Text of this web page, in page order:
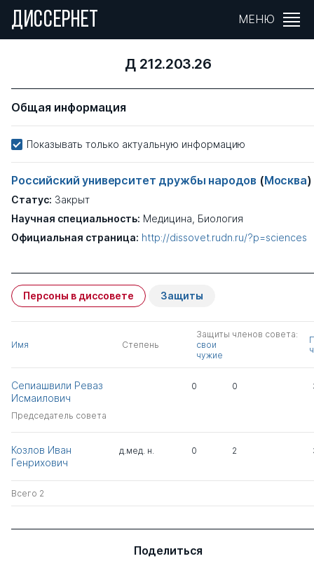
ДИССЕРНЕТ МЕНЮ
Д 212.203.26
Общая информация
Показывать только актуальную информацию
Российский университет дружбы народов (Москва)
Статус: Закрыт
Научная специальность: Медицина, Биология
Официальная страница: http://dissovet.rudn.ru/?p=sciences
Персоны в диссовете Защиты
Имя Степень
Защиты членов совета:
свои
чужие
Сепиашвили Реваз
Исмаилович
Председатель совета
0 0
Козлов Иван
Генрихович
д.мед. н. 0 2
Всего 2
Поделиться